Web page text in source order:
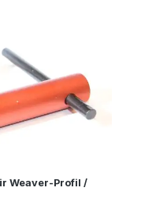
Weaver-Profil /